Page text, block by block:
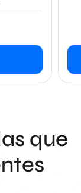
que